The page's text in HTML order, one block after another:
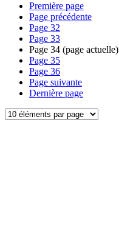
Première page
Page précédente
Page 32
Page 33
Page 34 (page actuelle)
Page 35
Page 36
Page suivante
Dernière page